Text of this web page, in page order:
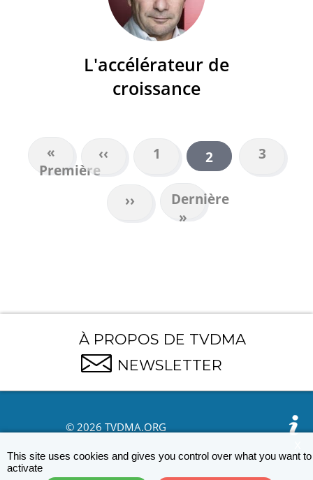
L'accélérateur de
croissance
PAGINATION
Première
page
«
Première
Page
précédente
‹‹ Page
1
Page
courante
2 Page
3
Page
suivante
››
Dernière
page
Dernière
»
À PROPOS DE TVDMA
NEWSLETTER
© 2026 TVDMA.ORG
This site uses cookies and gives you control over what you want to
activate